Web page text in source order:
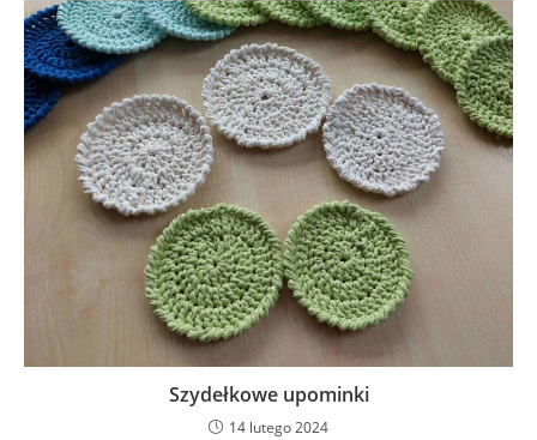
Szydełkowe upominki
14 lutego 2024